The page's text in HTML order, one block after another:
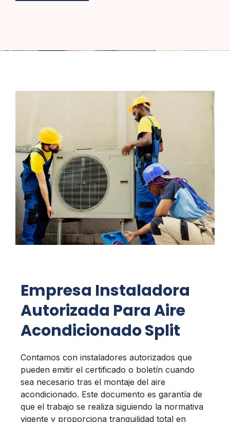
Empresa Instaladora
Autorizada Para Aire
Acondicionado Split
Contamos con instaladores autorizados que
pueden emitir el certificado o boletín cuando
sea necesario tras el montaje del aire
acondicionado. Este documento es garantía de
que el trabajo se realiza siguiendo la normativa
vigente y proporciona tranquilidad total en